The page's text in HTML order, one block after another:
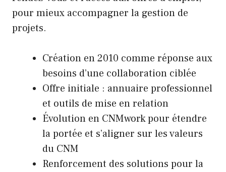
pour mieux accompagner la gestion de
projets.
Création en 2010 comme réponse aux
besoins d’une collaboration ciblée
Offre initiale : annuaire professionnel
et outils de mise en relation
Évolution en CNMwork pour étendre
la portée et s’aligner sur les valeurs
du CNM
Renforcement des solutions pour la